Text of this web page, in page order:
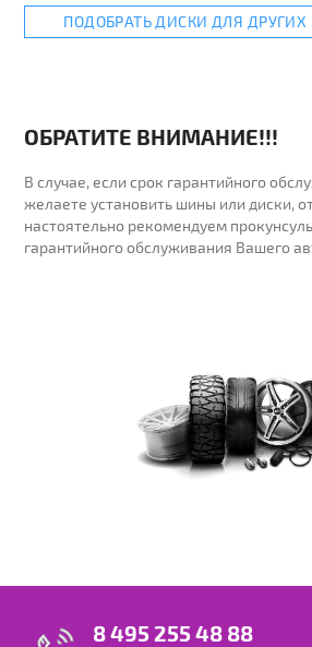
ПОДОБРАТЬ ДИСКИ ДЛЯ ДРУГИХ
ОБРАТИТЕ ВНИМАНИЕ!!!
В случае, если срок гарантийного
желаете установить шины или диски,
настоятельно рекомендуем
гарантийного обслуживания Вашего
8 495 255 48 88